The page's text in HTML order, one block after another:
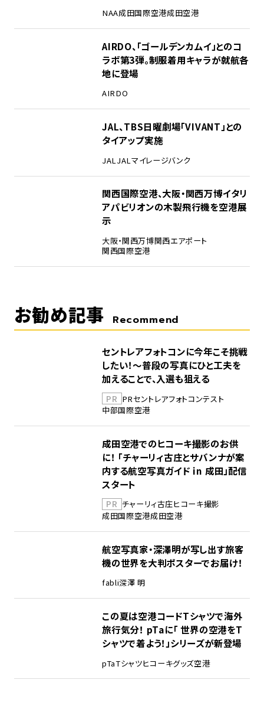
NAA成田国際空港成田空港
AIRDO、「ゴールデンカムイ」とのコ
ラボ第3弾。制服着用キャラが就航各
地に登場
AIRDO
JAL、TBS日曜劇場「VIVANT」との
タイアップ実施
JAL JALマイレージバンク
関西国際空港、大阪・関西万博イタリ
アパビリオンの木製飛行機を空港展
示
大阪・関西万博関西エアポート
関西国際空港
お勧め記事 Recommend
セントレアフォトコンに今年こそ挑戦
したい！～普段の写真にひと工夫を
加えることで、入選も狙える
PR PRセントレアフォトコンテスト
中部国際空港
成田空港でのヒコーキ撮影のお供
に！ 「チャーリィ古庄とサバンナが案
内する航空写真ガイド in 成田」配信
スタート
PR チャーリィ古庄ヒコーキ撮影
成田国際空港成田空港
航空写真家・深澤明が写し出す旅客
機の世界を大判ポスターでお届け！
fabli深澤 明
この夏は空港コードTシャツで海外
旅行気分！ pTaに「 世界の空港をT
シャツで着よう！」シリーズが新登場
pTaTシャツヒコーキグッズ空港